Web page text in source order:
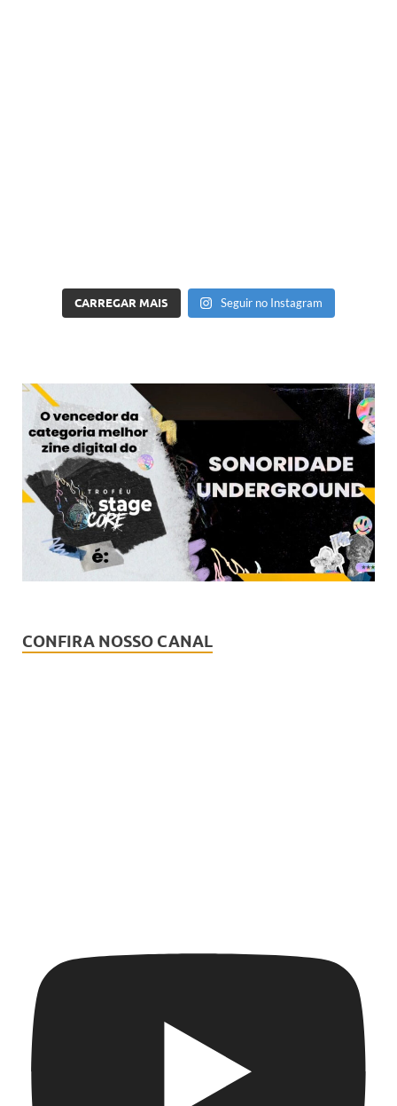
CARREGAR MAIS Seguir no Instagram
CONFIRA NOSSO CANAL